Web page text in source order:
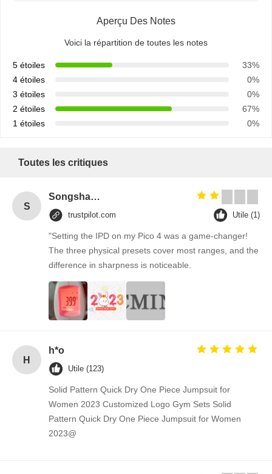
Aperçu Des Notes
Voici la répartition de toutes les notes
5 étoiles
33%
4 étoiles
0%
3 étoiles
0%
2 étoiles
67%
1 étoiles
0%
Toutes les critiques
S
Songshang
trustpilot.com Utile (1)
"Setting the IPD on my Pico 4 was a game-changer!
The three physical presets cover most ranges, and the
difference in sharpness is noticeable.
H
h*o
Utile (123)
Solid Pattern Quick Dry One Piece Jumpsuit for
Women 2023 Customized Logo Gym Sets Solid
Pattern Quick Dry One Piece Jumpsuit for Women
2023@